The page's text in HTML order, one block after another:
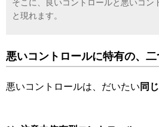
そこに、良いコントロールと悪いコン
と現れます。
悪いコントロールに特有の、
悪いコントロールは、だいたい 同